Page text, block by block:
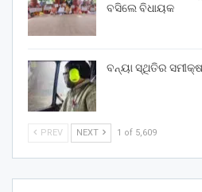
ବସିଲେ ବିଧାୟକ
ବନ୍ୟା ସ୍ଥିତିର
PREV NEXT 1 of 5,609